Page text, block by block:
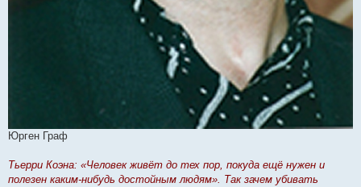
Юрген Граф
Тьерри Коэна: «Человек живёт до тех пор, покуда ещё нужен и
полезен каким-нибудь достойным людям». Так зачем убивать